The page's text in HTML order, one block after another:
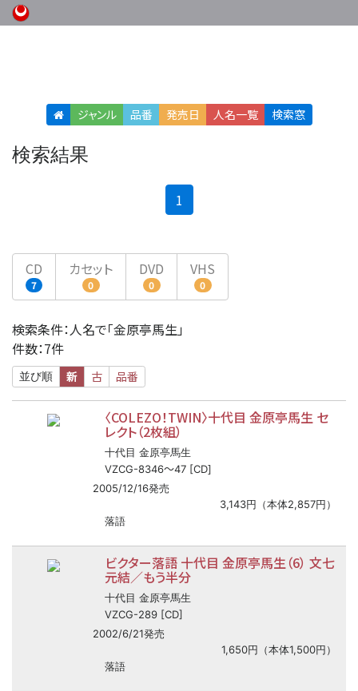
ジャンル 品番 発売日 人名一覧 検索窓
検索結果
1
CD
7
カセット
0
DVD
0
VHS
0
検索条件：人名で「金原亭馬生」
件数：7件
並び順 新 古 品番
〈COLEZO！TWIN〉十代目 金原亭馬生 セ
レクト（2枚組）
十代目 金原亭馬生
VZCG-8346〜47 [CD]
2005/12/16発売
3,143円（本体2,857円）
落語
ビクター落語 十代目 金原亭馬生（6） 文七
元結／もう半分
十代目 金原亭馬生
VZCG-289 [CD]
2002/6/21発売
1,650円（本体1,500円）
落語